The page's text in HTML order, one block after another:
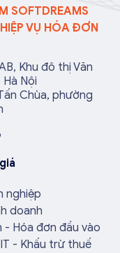
SOFTDREAMS
VỤ HÓA ĐƠN
Khu đô thị Văn
Nội
Chùa, phường
nghiệp
doanh
- Hóa đơn đầu vào
- Khấu trừ thuế